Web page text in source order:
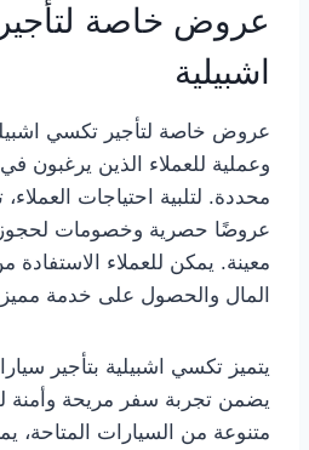
عروض خاصة
اشبيلية
عروض خاصة لتأجير تكسي
وعملية للعملاء الذين يرغبون
محددة. لتلبية احتياجات
عروضًا حصرية وخصومات
معينة. يمكن للعملاء الاستفادة
المال والحصول على خدمة
يتميز تكسي اشبيلية بتأجير
يضمن تجربة سفر مريحة وأمنة
متنوعة من السيارات المتاحة،